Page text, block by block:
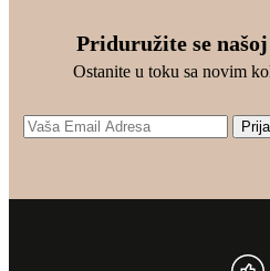
Priduružite se
Ostanite u toku sa novim